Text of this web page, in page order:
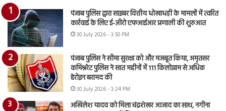
पंजाब पुलिस द्वारा साइबर वित्तीय धोखाधड़ी के मामलों में त्वरित
कार्रवाई के लिए ई-ज़ीरो एफआईआर प्रणाली की शुरुआत
30 July 2026 - 3:50 PM
पंजाब पुलिस ने सीमा सुरक्षा को और मजबूत किया, अमृतसर
कमिश्नरेट पुलिस ने सात महीनों में 111 किलोग्राम से अधिक
हेरोइन बरामद की
30 July 2026 - 3:24 PM
अखिलेश यादव को मिला चंद्रशेखर आजाद का साथ, नगीना